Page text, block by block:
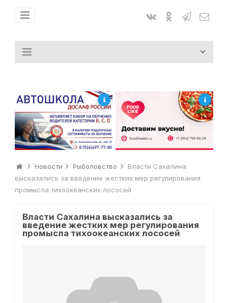
Новости Рыболовство
Власти Сахалина
высказались за введение жестких мер регулирования
промысла тихоокеанских лососей
Власти Сахалина высказались за
введение жестких мер регулирования
промысла тихоокеанских лососей